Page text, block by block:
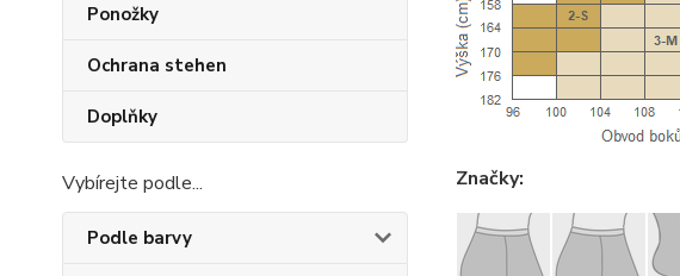
Ponožky
Ochrana stehen
Doplňky
Vybírejte podle...
Podle barvy
Značky: